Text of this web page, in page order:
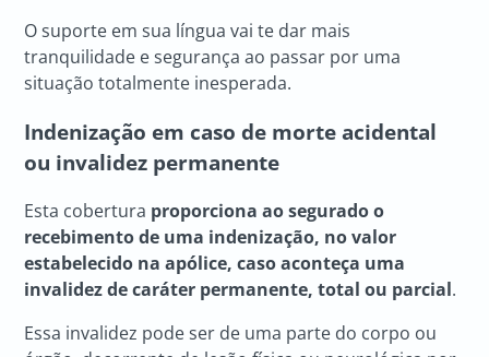
O suporte em sua língua vai te dar mais
tranquilidade e segurança ao passar por uma
situação totalmente inesperada.
Indenização em caso de morte acidental
ou invalidez permanente
Esta cobertura proporciona ao segurado o
recebimento de uma indenização, no valor
estabelecido na apólice, caso aconteça uma
invalidez de caráter permanente, total ou parcial.
Essa invalidez pode ser de uma parte do corpo ou